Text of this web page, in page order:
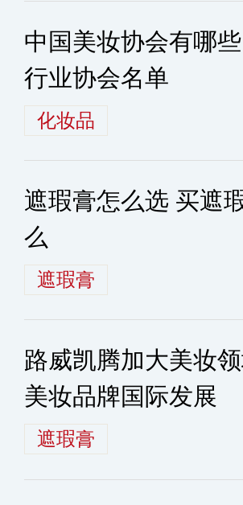
中国美妆协会有哪
行业协会名单
化妆品
遮瑕膏怎么选 买遮
么
遮瑕膏
路威凯腾加大美妆
美妆品牌国际发展
遮瑕膏